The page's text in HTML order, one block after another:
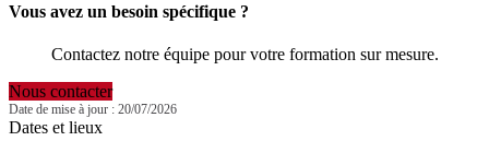
Vous avez un besoin spécifique ?
Contactez notre équipe pour votre formation sur mesure.
Nous contacter
Date de mise à jour : 20/07/2026
Dates et lieux